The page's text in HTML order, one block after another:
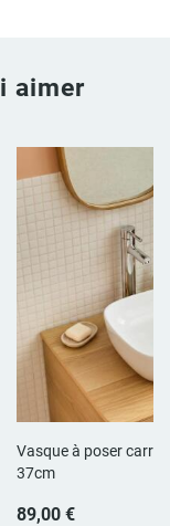
aimer
Vasque à poser
37cm
89,00 €